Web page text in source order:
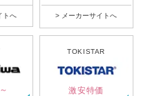
トへ > メーカーサイトへ
TOKISTAR
激安特価